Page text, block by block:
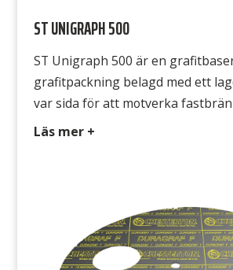
ST UNIGRAPH 500
ST Unigraph 500 är en
grafitpackning belagd med ett
var sida för att motverka
flänsarna. packningar kan stansas
grafitpackning belagd med ett
var sida för att motverka
Läs mer +